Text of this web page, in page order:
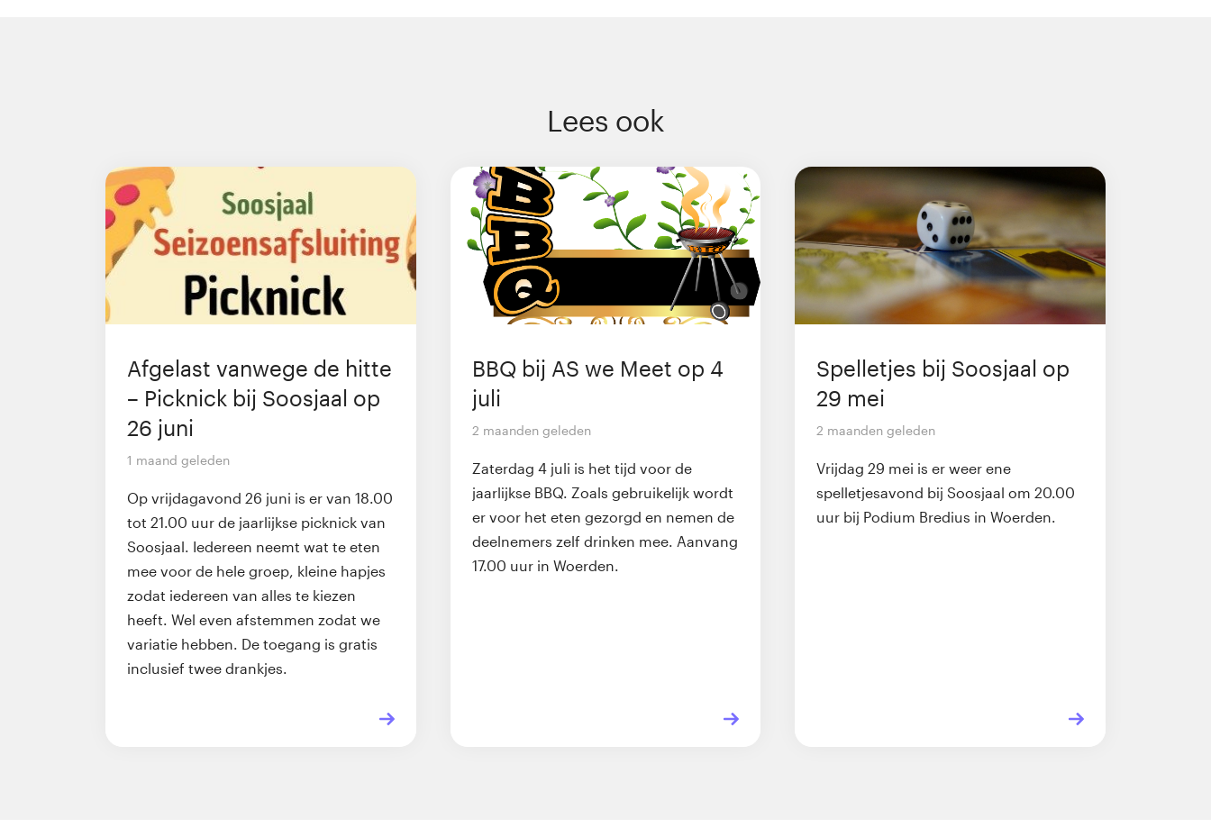
Lees ook
Afgelast vanwege de hitte
– Picknick bij Soosjaal op
26 juni
1 maand geleden
Op vrijdagavond 26 juni is er van 18.00
tot 21.00 uur de jaarlijkse picknick van
Soosjaal. Iedereen neemt wat te eten
mee voor de hele groep, kleine hapjes
zodat iedereen van alles te kiezen
heeft. Wel even afstemmen zodat we
variatie hebben. De toegang is gratis
inclusief twee drankjes.
BBQ bij AS we Meet op 4
juli
2 maanden geleden
Zaterdag 4 juli is het tijd voor de
jaarlijkse BBQ. Zoals gebruikelijk wordt
er voor het eten gezorgd en nemen de
deelnemers zelf drinken mee. Aanvang
17.00 uur in Woerden.
Spelletjes bij Soosjaal op
29 mei
2 maanden geleden
Vrijdag 29 mei is er weer ene
spelletjesavond bij Soosjaal om 20.00
uur bij Podium Bredius in Woerden.